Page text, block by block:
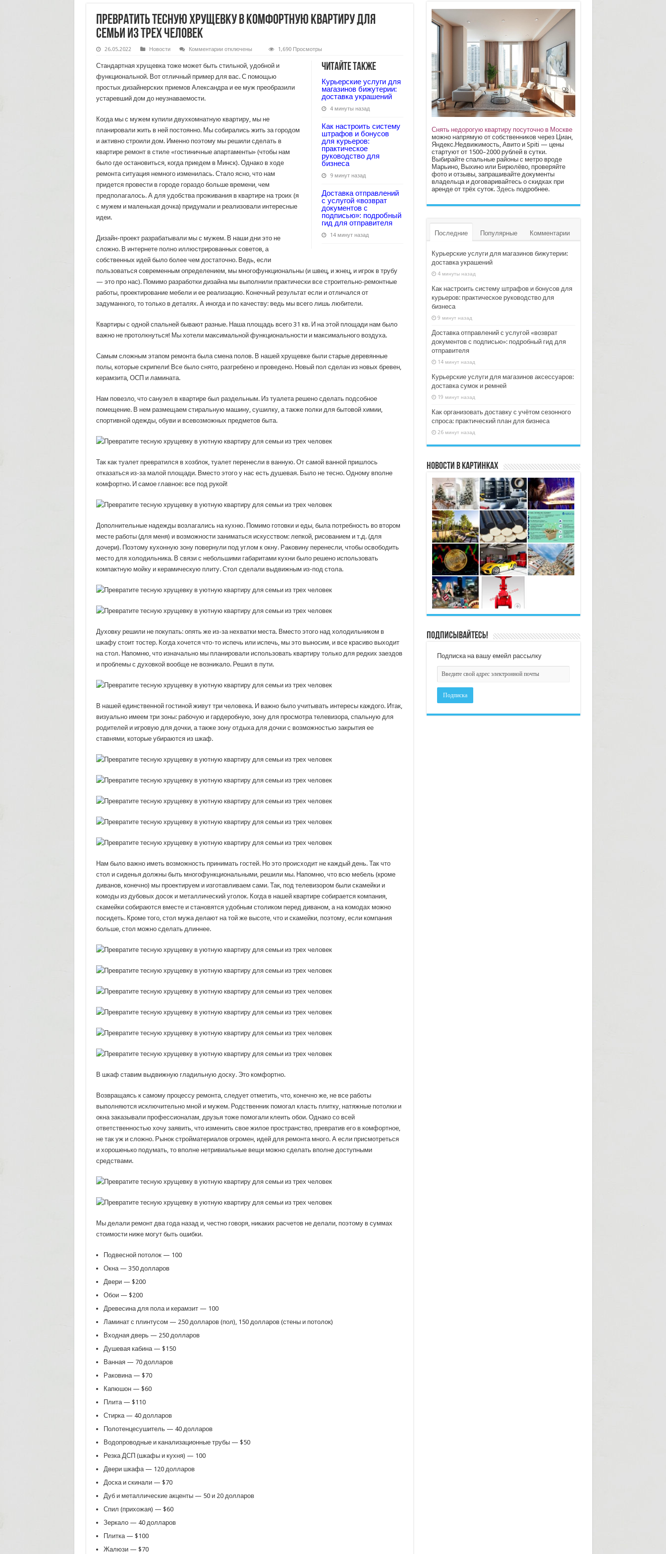
Превратить тесную хрущевку в комфортную квартиру для
семьи из трех человек
26.05.2022 Новости Комментариик
Превратить
тесную
хрущевку
в
комфортную
трех
отключены 1,690 Просмотры
Читайте также
Курьерские услуги для
магазинов бижутерии:
доставка украшений
4 минуты назад
Как настроить систему
штрафов и бонусов
для курьеров:
практическое
руководство для
бизнеса
9 минут назад
Доставка отправлений
с услугой «возврат
документов с
подписью»: подробный
гид для отправителя
14 минут назад
Стандартная хрущевка тоже может быть стильной, удобной и
функциональной. Вот отличный пример для вас. С помощью
простых дизайнерских приемов Александра и ее муж преобразили
устаревший дом до неузнаваемости.
Когда мы с мужем купили двухкомнатную квартиру, мы не
планировали жить в ней постоянно. Мы собирались жить за городом
и активно строили дом. Именно поэтому мы решили сделать в
квартире ремонт в стиле «гостиничные апартаменты» (чтобы нам
было где остановиться, когда приедем в Минск). Однако в ходе
ремонта ситуация немного изменилась. Стало ясно, что нам
придется провести в городе гораздо больше времени, чем
предполагалось. А для удобства проживания в квартире на троих (я
с мужем и маленькая дочка) придумали и реализовали интересные
идеи.
Дизайн-проект разрабатывали мы с мужем. В наши дни это не
сложно. В интернете полно иллюстрированных советов, а
собственных идей было более чем достаточно. Ведь, если
пользоваться современным определением, мы многофункциональны (и швец, и жнец, и игрок в трубу
— это про нас). Помимо разработки дизайна мы выполнили практически все строительно-ремонтные
работы, проектирование мебели и ее реализацию. Конечный результат если и отличался от
задуманного, то только в деталях. А иногда и по качеству: ведь мы всего лишь любители.
Квартиры с одной спальней бывают разные. Наша площадь всего 31 кв. И на этой площади нам было
важно не протолкнуться! Мы хотели максимальной функциональности и максимального воздуха.
Самым сложным этапом ремонта была смена полов. В нашей хрущевке были старые деревянные
полы, которые скрипели! Все было снято, разгребено и проведено. Новый пол сделан из новых бревен,
керамзита, ОСП и ламината.
Нам повезло, что санузел в квартире был раздельным. Из туалета решено сделать подсобное
помещение. В нем размещаем стиральную машину, сушилку, а также полки для бытовой химии,
спортивной одежды, обуви и всевозможных предметов быта.
Так как туалет превратился в хозблок, туалет перенесли в ванную. От самой ванной пришлось
отказаться из-за малой площади. Вместо этого у нас есть душевая. Было не тесно. Одному вполне
комфортно. И самое главное: все под рукой!
Дополнительные надежды возлагались на кухню. Помимо готовки и еды, была потребность во втором
месте работы (для меня) и возможности заниматься искусством: лепкой, рисованием и т.д. (для
дочери). Поэтому кухонную зону повернули под углом к ​​окну. Раковину перенесли, чтобы освободить
место для холодильника. В связи с небольшими габаритами кухни было решено использовать
компактную мойку и керамическую плиту. Стол сделали выдвижным из-под стола.
Духовку решили не покупать: опять же из-за нехватки места. Вместо этого над холодильником в
шкафу стоит тостер. Когда хочется что-то испечь или испечь, мы это выносим, ​​и все красиво выходит
на стол. Напомню, что изначально мы планировали использовать квартиру только для редких заездов
и проблемы с духовкой вообще не возникало. Решил в пути.
В нашей единственной гостиной живут три человека. И важно было учитывать интересы каждого. Итак,
визуально имеем три зоны: рабочую и гардеробную, зону для просмотра телевизора, спальную для
родителей и игровую для дочки, а также зону отдыха для дочки с возможностью закрытия ее
ставнями, которые убираются из шкаф.
Нам было важно иметь возможность принимать гостей. Но это происходит не каждый день. Так что
стол и сиденья должны быть многофункциональными, решили мы. Напомню, что всю мебель (кроме
диванов, конечно) мы проектируем и изготавливаем сами. Так, под телевизором были скамейки и
комоды из дубовых досок и металлический уголок. Когда в нашей квартире собирается компания,
скамейки собираются вместе и становятся удобным столиком перед диваном, а на комодах можно
посидеть. Кроме того, стол мужа делают на той же высоте, что и скамейки, поэтому, если компания
больше, стол можно сделать длиннее.
В шкаф ставим выдвижную гладильную доску. Это комфортно.
Возвращаясь к самому процессу ремонта, следует отметить, что, конечно же, не все работы
выполняются исключительно мной и мужем. Родственник помогал класть плитку, натяжные потолки и
окна заказывали профессионалам, друзья тоже помогали клеить обои. Однако со всей
ответственностью хочу заявить, что изменить свое жилое пространство, превратив его в комфортное,
не так уж и сложно. Рынок стройматериалов огромен, идей для ремонта много. А если присмотреться
и хорошенько подумать, то вполне нетривиальные вещи можно сделать вполне доступными
средствами.
Мы делали ремонт два года назад и, честно говоря, никаких расчетов не делали, поэтому в суммах
стоимости ниже могут быть ошибки.
Подвесной потолок — 100
Окна — 350 долларов
Двери — $200
Обои — $200
Древесина для пола и керамзит — 100
Ламинат с плинтусом — 250 долларов (пол), 150 долларов (стены и потолок)
Входная дверь — 250 долларов
Душевая кабина — $150
Ванная — 70 долларов
Раковина — $70
Капюшон — $60
Плита — $110
Стирка — 40 долларов
Полотенцесушитель — 40 долларов
Водопроводные и канализационные трубы — $50
Резка ДСП (шкафы и кухня) — 100
Двери шкафа — 120 долларов
Доска и скинали — $70
Дуб и металлические акценты — 50 и 20 долларов
Спил (прихожая) — $60
Зеркало — 40 долларов
Плитка — $100
Жалюзи — $70
Снять недорогую квартиру посуточно в Москве
можно напрямую от собственников через Циан,
Яндекс.Недвижимость, Авито и Spiti — цены
стартуют от 1500–2000 рублей в сутки.
Выбирайте спальные районы с метро вроде
Марьино, Выхино или Бирюлёво, проверяйте
фото и отзывы, запрашивайте документы
владельца и договаривайтесь о скидках при
аренде от трёх суток. Здесьподробнее.
Последние Популярные Комментарии
Курьерские услуги для магазинов бижутерии:
доставка украшений
4 минуты назад
Как настроить систему штрафов и бонусов для
курьеров: практическое руководство для
бизнеса
9 минут назад
Доставка отправлений с услугой «возврат
документов с подписью»: подробный гид для
отправителя
14 минут назад
Курьерские услуги для магазинов аксессуаров:
доставка сумок и ремней
19 минут назад
Как организовать доставку с учётом сезонного
спроса: практический план для бизнеса
26 минут назад
Новости в картинках
Подписывайтесь!
Подписка на вашу емейл рассылку